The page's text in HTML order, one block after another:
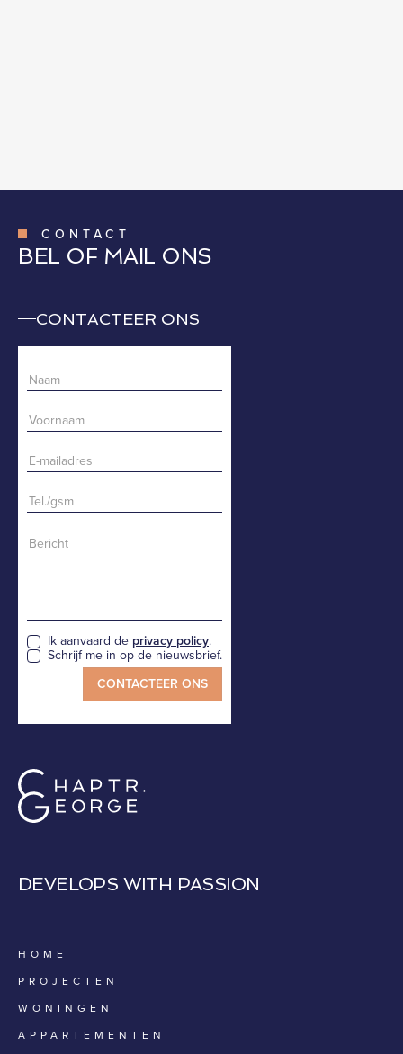
CONTACT
BEL OF MAIL ONS
CONTACTEER ONS
Ik aanvaard de privacy policy.
Schrijf me in op de nieuwsbrief.
DEVELOPS WITH PASSION
HOME
PROJECTEN
WONINGEN
APPARTEMENTEN